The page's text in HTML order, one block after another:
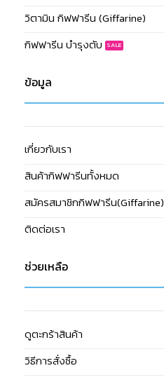
วิตามิน กิฟฟารีน (Giffarine)
กิฟฟารีน บำรุงตับ
ข้อมูล
เกี่ยวกับเรา
สินค้ากิฟฟารีนทั้งหมด
สมัครสมาชิกกิฟฟารีน(Giffarine)
ติดต่อเรา
ช่วยเหลือ
ดูตะกร้าสินค้า
วิธีการสั่งซื้อ